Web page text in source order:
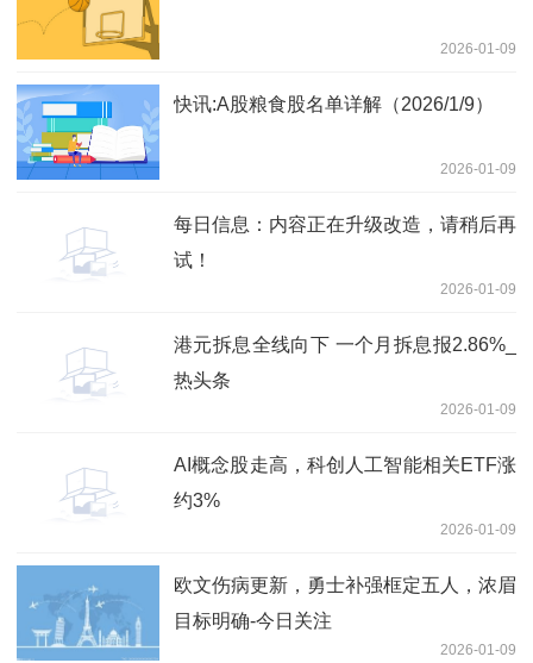
2026-01-09
快讯:A股粮食股名单详解（2026/1/9）
2026-01-09
每日信息：内容正在升级改造，请稍后再
试！
2026-01-09
港元拆息全线向下 一个月拆息报2.86%_
热头条
2026-01-09
AI概念股走高，科创人工智能相关ETF涨
约3%
2026-01-09
欧文伤病更新，勇士补强框定五人，浓眉
目标明确-今日关注
2026-01-09